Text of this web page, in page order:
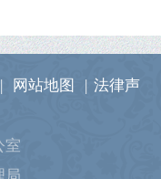
| 网站地图 | 法律声
室